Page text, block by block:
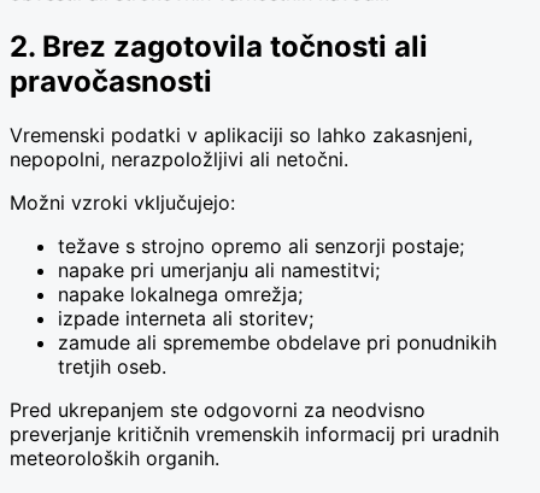
2. Brez zagotovila točnosti ali
pravočasnosti
Vremenski podatki v aplikaciji so lahko zakasnjeni,
nepopolni, nerazpoložljivi ali netočni.
Možni vzroki vključujejo:
težave s strojno opremo ali senzorji postaje;
napake pri umerjanju ali namestitvi;
napake lokalnega omrežja;
izpade interneta ali storitev;
zamude ali spremembe obdelave pri ponudnikih
tretjih oseb.
Pred ukrepanjem ste odgovorni za neodvisno
preverjanje kritičnih vremenskih informacij pri uradnih
meteoroloških organih.